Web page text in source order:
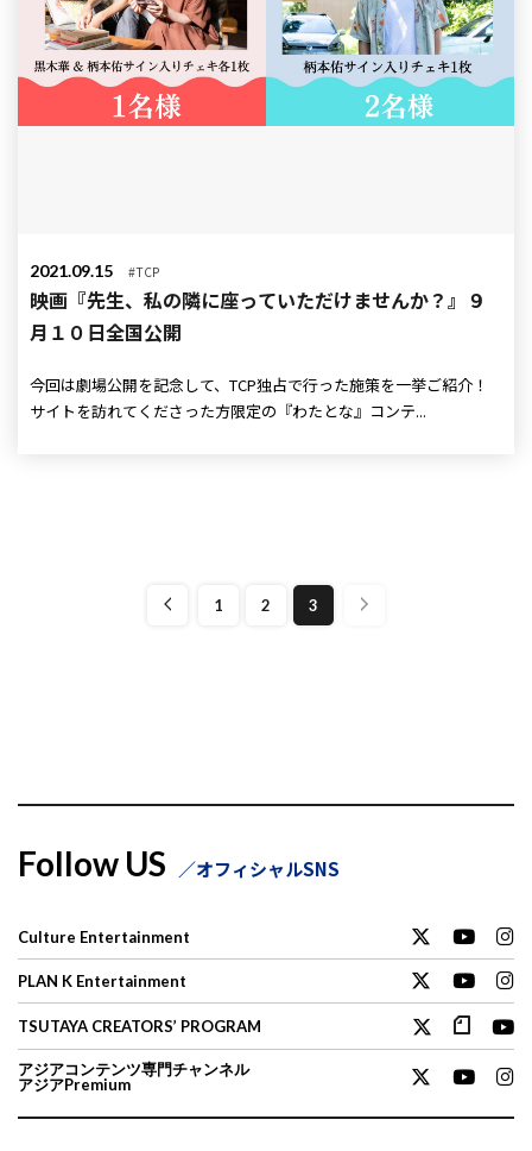
2021.09.15 #TCP
映画『先生、私の隣に座っていただけませんか？』９
月１０日全国公開
今回は劇場公開を記念して、TCP独占で行った施策を一挙ご紹介！
サイトを訪れてくださった方限定の『わたとな』コンテ...
1 2 3
Follow US オフィシャルSNS
Culture Entertainment
PLAN K Entertainment
TSUTAYA CREATORS’ PROGRAM
アジアコンテンツ専門チャンネル
アジアPremium